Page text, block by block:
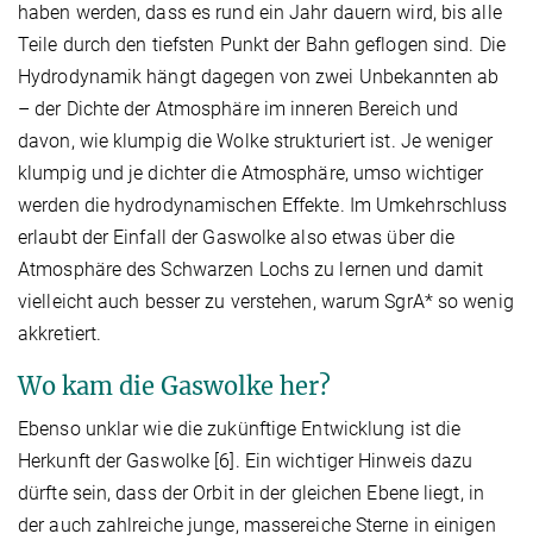
haben werden, dass es rund ein Jahr dauern wird, bis alle
Teile durch den tiefsten Punkt der Bahn geflogen sind. Die
Hydrodynamik hängt dagegen von zwei Unbekannten ab
– der Dichte der Atmosphäre im inneren Bereich und
davon, wie klumpig die Wolke strukturiert ist. Je weniger
klumpig und je dichter die Atmosphäre, umso wichtiger
werden die hydrodynamischen Effekte. Im Umkehrschluss
erlaubt der Einfall der Gaswolke also etwas über die
Atmosphäre des Schwarzen Lochs zu lernen und damit
vielleicht auch besser zu verstehen, warum SgrA* so wenig
akkretiert.
Wo kam die Gaswolke her?
Ebenso unklar wie die zukünftige Entwicklung ist die
Herkunft der Gaswolke [6]. Ein wichtiger Hinweis dazu
dürfte sein, dass der Orbit in der gleichen Ebene liegt, in
der auch zahlreiche junge, massereiche Sterne in einigen